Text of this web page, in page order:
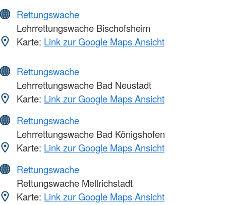
Rettungswache
Lehrrettungswache Bischofsheim
Karte: Link zur Google Maps Ansicht
Rettungswache
Lehrrettungswache Bad Neustadt
Karte: Link zur Google Maps Ansicht
Rettungswache
Lehrrettungswache Bad Königshofen
Karte: Link zur Google Maps Ansicht
Rettungswache
Rettungswache Mellrichstadt
Karte: Link zur Google Maps Ansicht